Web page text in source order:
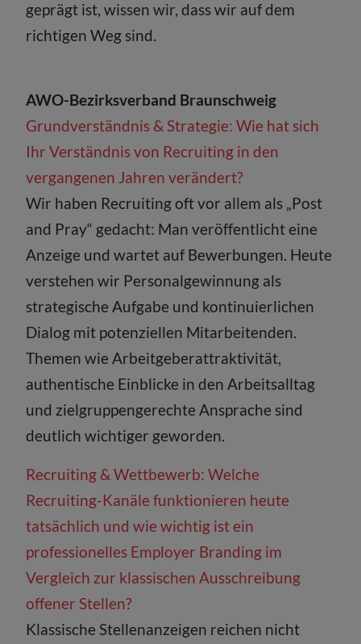
geprägt ist, wissen wir, dass wir auf dem
richtigen Weg sind.
AWO-Bezirksverband Braunschweig
Grundverständnis & Strategie: Wie hat sich
Ihr Verständnis von Recruiting in den
vergangenen Jahren verändert?
Wir haben Recruiting oft vor allem als „Post
and Pray“ gedacht: Man veröffentlicht eine
Anzeige und wartet auf Bewerbungen. Heute
verstehen wir Personalgewinnung als
strategische Aufgabe und kontinuierlichen
Dialog mit potenziellen Mitarbeitenden.
Themen wie Arbeitgeberattraktivität,
authentische Einblicke in den Arbeitsalltag
und zielgruppengerechte Ansprache sind
deutlich wichtiger geworden.
Recruiting & Wettbewerb: Welche
Recruiting-Kanäle funktionieren heute
tatsächlich und wie wichtig ist ein
professionelles Employer Branding im
Vergleich zur klassischen Ausschreibung
offener Stellen?
Klassische Stellenanzeigen reichen nicht